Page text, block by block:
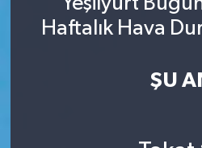
Haftalık Hava
ŞU
Spor
Tüm Manşetler